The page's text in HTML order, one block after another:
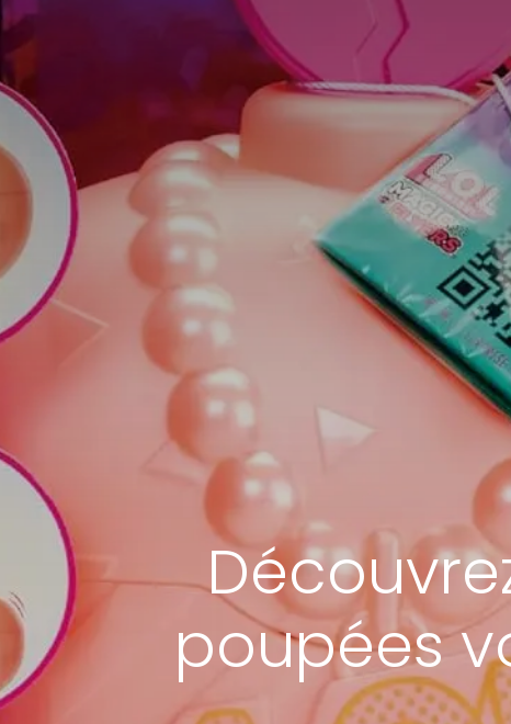
poupées